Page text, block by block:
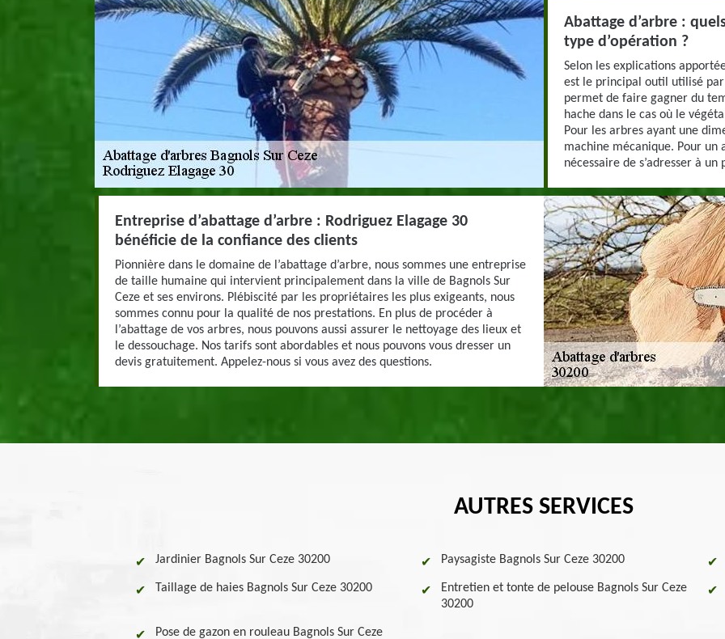
Abattage d’arbre :
type d’opération ?
Selon les explications
est le principal outil utilisé
permet de faire gagner du
hache dans le cas où le
Pour les arbres ayant une
machine mécanique. Pour un
nécessaire de s’adresser à
Entreprise d’abattage d’arbre : Rodriguez Elagage 30
bénéficie de la confiance des clients
Pionnière dans le domaine de l’abattage d’arbre, nous sommes une entreprise
de taille humaine qui intervient principalement dans la ville de Bagnols Sur
Ceze et ses environs. Plébiscité par les propriétaires les plus exigeants, nous
sommes connu pour la qualité de nos prestations. En plus de procéder à
l’abattage de vos arbres, nous pouvons aussi assurer le nettoyage des lieux et
le dessouchage. Nos tarifs sont abordables et nous pouvons vous dresser un
devis gratuitement. Appelez-nous si vous avez des questions.
AUTRES SERVICES
Jardinier Bagnols Sur Ceze 30200 Paysagiste Bagnols Sur Ceze 30200
Taillage de haies Bagnols Sur Ceze 30200
Entretien et tonte de pelouse Bagnols Sur Ceze
30200
Pose de gazon en rouleau Bagnols Sur Ceze